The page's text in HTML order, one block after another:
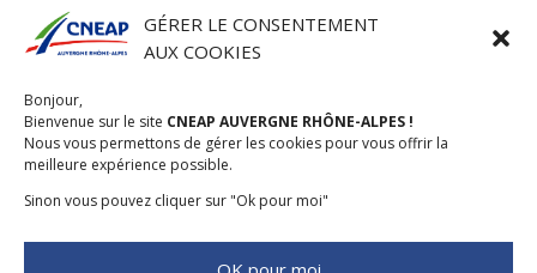
GÉRER LE CONSENTEMENT
AUX COOKIES
Bonjour,
Bienvenue sur le site CNEAP AUVERGNE RHÔNE-ALPES !
Nous vous permettons de gérer les cookies pour vous offrir la
meilleure expérience possible.
Sinon vous pouvez cliquer sur "Ok pour moi"

stephanie.maillot@cneap.fr